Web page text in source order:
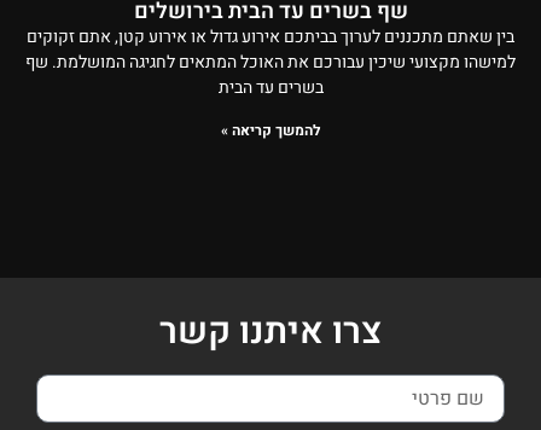
שף בשרים עד הבית בירושלים
בין שאתם מתכננים לערוך בביתכם אירוע גדול או אירוע קטן, אתם זקוקים
למישהו מקצועי שיכין עבורכם את האוכל המתאים לחגיגה המושלמת. שף
בשרים עד הבית
להמשך קריאה »
צרו איתנו קשר